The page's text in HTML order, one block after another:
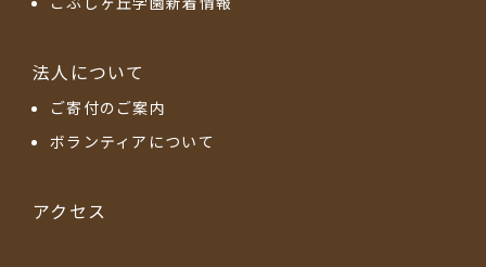
法人について
ご寄付のご案内
ボランティアについて
アクセス